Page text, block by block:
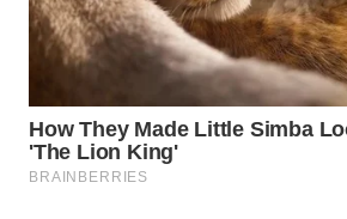
TANGERANG
BINJAI
WN